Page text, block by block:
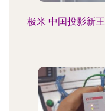
极米 中国投影新